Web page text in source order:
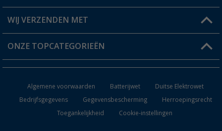
Verlanglijstje
Verzendinformatie
Catalogus
WIJ VERZENDEN MET
ONZE TOPCATEGORIEËN
Campingmeubilair
Algemene voorwaarden Batterijwet
Duitse Elektrowet
Bedrijfsgegevens
Gegevensbescherming
Herroepingsrecht
Toegankelijkheid
Cookie-instellingen